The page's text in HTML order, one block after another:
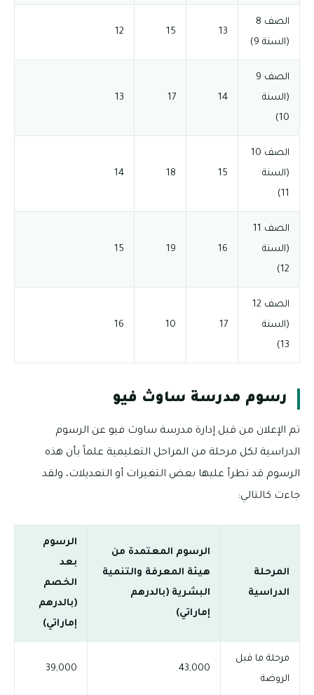
الصف 8
(السنة 9)
13
15
12
الصف 9
(السنة
10)
14
17
13
الصف 10
(السنة
11)
15
18
14
الصف 11
(السنة
12)
16
19
15
الصف 12
(السنة
13)
17
10
16
رسوم مدرسة ساوث فيو
تم الإعلان من قبل إدارة مدرسة ساوث فيو عن الرسوم
الدراسية لكل مرحلة من المراحل التعليمية علماً بأن هذه
الرسوم قد تطرأ عليها بعض التغيرات أو التعديلات، ولقد
جاءت كالتالي:
المرحلة
الدراسية
الرسوم المعتمدة من
هيئة المعرفة والتنمية
البشرية (بالدرهم
إماراتي)
الرسوم
بعد
الخصم
(بالدرهم
إماراتي)
مرحلة ما قبل
الروضة
43,000
39,000